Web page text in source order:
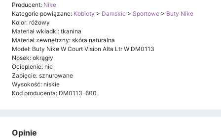
Producent: Nike
Kategorie powiązane: Kobiety > Damskie > Sportowe > Buty Nike
Kolor: różowy
Materiał wkładki: tkanina
Materiał zewnętrzny: skóra naturalna
Model: Buty Nike W Court Vision Alta Ltr W DM0113
Nosek: okrągły
Ocieplenie: nie
Zapięcie: sznurowane
Wysokość: niskie
Kod producenta: DM0113-600
Opinie